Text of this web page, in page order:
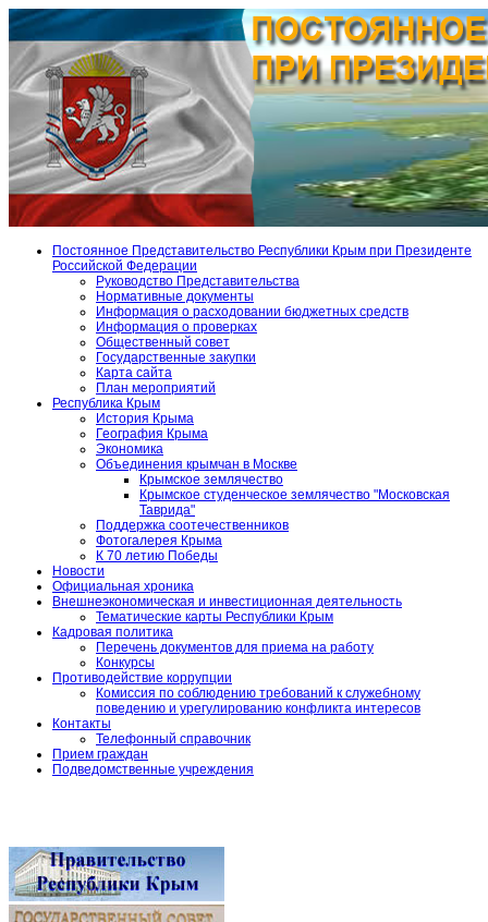
Постоянное Представительство Республики Крым при Президенте
Российской Федерации
Руководство Представительства
Нормативные документы
Информация о расходовании бюджетных средств
Информация о проверках
Общественный совет
Государственные закупки
Карта сайта
План мероприятий
Республика Крым
История Крыма
География Крыма
Экономика
Объединения крымчан в Москве
Крымское землячество
Крымское студенческое землячество "Московская
Таврида"
Поддержка соотечественников
Фотогалерея Крыма
К 70 летию Победы
Новости
Официальная хроника
Внешнеэкономическая и инвестиционная деятельность
Тематические карты Республики Крым
Кадровая политика
Перечень документов для приема на работу
Конкурсы
Противодействие коррупции
Комиссия по соблюдению требований к служебному
поведению и урегулированию конфликта интересов
Контакты
Телефонный справочник
Прием граждан
Подведомственные учреждения